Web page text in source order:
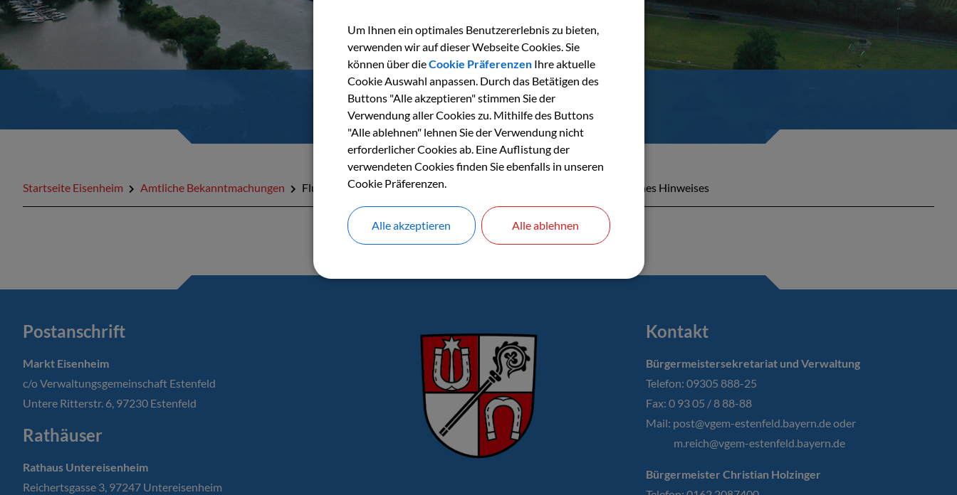
Herzlich Willkommen
Startseite Eisenheim Amtliche Bekanntmachungen Flurneuordnung Untereisenheim 4 - Ersuchen um Veröffentlichung eines Hinweises
Postanschrift
Markt Eisenheim
c/o Verwaltungsgemeinschaft Estenfeld
Untere Ritterstr. 6, 97230 Estenfeld
Rathäuser
Rathaus Untereisenheim
Reichertsgasse 3, 97247 Untereisenheim
Kontakt
Bürgermeistersekretariat und Verwaltung
Telefon: 09305 888-25
Fax: 0 93 05 / 8 88-88
Mail: post@vgem-estenfeld.bayern.de oder
m.reich@vgem-estenfeld.bayern.de
Bürgermeister Christian Holzinger
Um Ihnen ein optimales Benutzererlebnis zu bieten,
verwenden wir auf dieser Webseite Cookies. Sie
können über dieCookie PräferenzenIhre aktuelle
Cookie Auswahl anpassen. Durch das Betätigen des
Buttons "Alle akzeptieren" stimmen Sie der
Verwendung aller Cookies zu. Mithilfe des Buttons
"Alle ablehnen" lehnen Sie der Verwendung nicht
erforderlicher Cookies ab. Eine Auflistung der
verwendeten Cookies finden Sie ebenfalls in unseren
Cookie Präferenzen.
Alle akzeptieren Alle ablehnen